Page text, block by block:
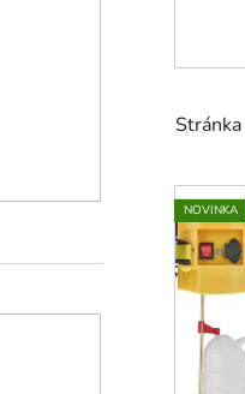
Stránka
V
ý
p
i
NOVINKA